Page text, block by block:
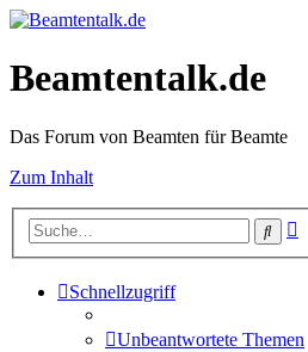
Beamtentalk.de
Das Forum von Beamten für Beamte
Zum Inhalt
Suche
Schnellzugriff
Unbeantwortete Themen